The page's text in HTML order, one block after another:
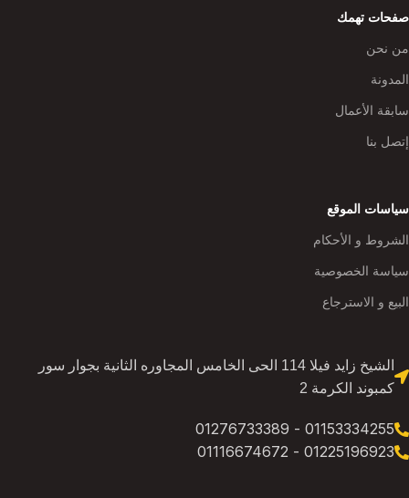
صفحات تهمك
من نحن
المدونة
سابقة الأعمال
إتصل بنا
سياسات الموقع
الشروط و الأحكام
سياسة الخصوصية
البيع و الاسترجاع
الشيخ زايد فيلا 114 الحى الخامس المجاوره الثانية بجوار سور
كمبوند الكرمة 2
01153334255 - 01276733389
01225196923 - 01116674672